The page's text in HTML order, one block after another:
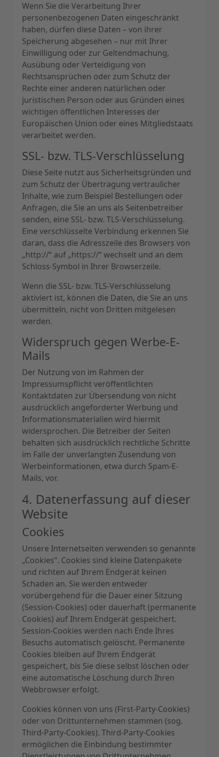
Wenn Sie die Verarbeitung Ihrer
personenbezogenen Daten eingeschränkt
haben, dürfen diese Daten – von ihrer
Speicherung abgesehen – nur mit Ihrer
Einwilligung oder zur Geltendmachung,
Ausübung oder Verteidigung von
Rechtsansprüchen oder zum Schutz der
Rechte einer anderen natürlichen oder
juristischen Person oder aus Gründen eines
wichtigen öffentlichen Interesses der
Europäischen Union oder eines Mitgliedstaats
verarbeitet werden.
SSL- bzw. TLS-Verschlüsselung
Diese Seite nutzt aus Sicherheitsgründen und
zum Schutz der Übertragung vertraulicher
Inhalte, wie zum Beispiel Bestellungen oder
Anfragen, die Sie an uns als Seitenbetreiber
senden, eine SSL- bzw. TLS-Verschlüsselung.
Eine verschlüsselte Verbindung erkennen Sie
daran, dass die Adresszeile des Browsers von
„http://“ auf „https://“ wechselt und an dem
Schloss-Symbol in Ihrer Browserzeile.
Wenn die SSL- bzw. TLS-Verschlüsselung
aktiviert ist, können die Daten, die Sie an uns
übermitteln, nicht von Dritten mitgelesen
werden.
Widerspruch gegen Werbe-E-
Mails
Der Nutzung von im Rahmen der
Impressumspflicht veröffentlichten
Kontaktdaten zur Übersendung von nicht
ausdrücklich angeforderter Werbung und
Informationsmaterialien wird hiermit
widersprochen. Die Betreiber der Seiten
behalten sich ausdrücklich rechtliche Schritte
im Falle der unverlangten Zusendung von
Werbeinformationen, etwa durch Spam-E-
Mails, vor.
4. Datenerfassung auf dieser
Website
Cookies
Unsere Internetseiten verwenden so genannte
„Cookies“. Cookies sind kleine Datenpakete
und richten auf Ihrem Endgerät keinen
Schaden an. Sie werden entweder
vorübergehend für die Dauer einer Sitzung
(Session-Cookies) oder dauerhaft (permanente
Cookies) auf Ihrem Endgerät gespeichert.
Session-Cookies werden nach Ende Ihres
Besuchs automatisch gelöscht. Permanente
Cookies bleiben auf Ihrem Endgerät
gespeichert, bis Sie diese selbst löschen oder
eine automatische Löschung durch Ihren
Webbrowser erfolgt.
Cookies können von uns (First-Party-Cookies)
oder von Drittunternehmen stammen (sog.
Third-Party-Cookies). Third-Party-Cookies
ermöglichen die Einbindung bestimmter